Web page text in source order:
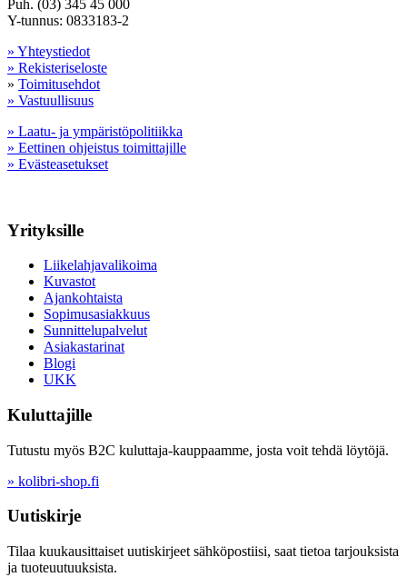
Puh. (03) 345 45 000
Y-tunnus: 0833183-2
» Yhteystiedot
» Rekisteriseloste
» Toimitusehdot
» Vastuullisuus
» Laatu- ja ympäristöpolitiikka
» Eettinen ohjeistus toimittajille
» Evästeasetukset
Yrityksille
Liikelahjavalikoima
Kuvastot
Ajankohtaista
Sopimusasiakkuus
Sunnittelupalvelut
Asiakastarinat
Blogi
UKK
Kuluttajille
Tutustu myös B2C kuluttaja-kauppaamme, josta voit tehdä löytöjä.
» kolibri-shop.fi
Uutiskirje
Tilaa kuukausittaiset uutiskirjeet sähköpostiisi, saat tietoa tarjouksista
ja tuoteuutuuksista.